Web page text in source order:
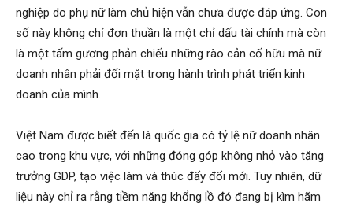
nghiệp do phụ nữ làm chủ hiện vẫn chưa được đáp ứng. Con
số này không chỉ đơn thuần là một chỉ dấu tài chính mà còn
là một tấm gương phản chiếu những rào cản cố hữu mà nữ
doanh nhân phải đối mặt trong hành trình phát triển kinh
doanh của mình.
Việt Nam được biết đến là quốc gia có tỷ lệ nữ doanh nhân
cao trong khu vực, với những đóng góp không nhỏ vào tăng
trưởng GDP, tạo việc làm và thúc đẩy đổi mới. Tuy nhiên, dữ
liệu này chỉ ra rằng tiềm năng khổng lồ đó đang bị kìm hãm